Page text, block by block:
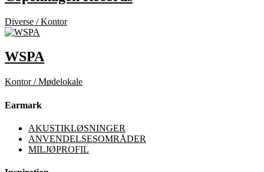
Diverse / Kontor
WSPA
Kontor / Mødelokale
Earmark
AKUSTIKLØSNINGER
ANVENDELSESOMRÅDER
MILJØPROFIL